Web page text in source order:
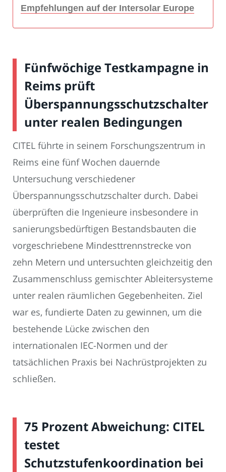
Empfehlungen auf der Intersolar Europe
Fünfwöchige Testkampagne in
Reims prüft
Überspannungsschutzschalter
unter realen Bedingungen
CITEL führte in seinem Forschungszentrum in
Reims eine fünf Wochen dauernde
Untersuchung verschiedener
Überspannungsschutzschalter durch. Dabei
überprüften die Ingenieure insbesondere in
sanierungsbedürftigen Bestandsbauten die
vorgeschriebene Mindesttrennstrecke von
zehn Metern und untersuchten gleichzeitig den
Zusammenschluss gemischter Ableitersysteme
unter realen räumlichen Gegebenheiten. Ziel
war es, fundierte Daten zu gewinnen, um die
bestehende Lücke zwischen den
internationalen IEC-Normen und der
tatsächlichen Praxis bei Nachrüstprojekten zu
schließen.
75 Prozent Abweichung: CITEL
testet
Schutzstufenkoordination bei